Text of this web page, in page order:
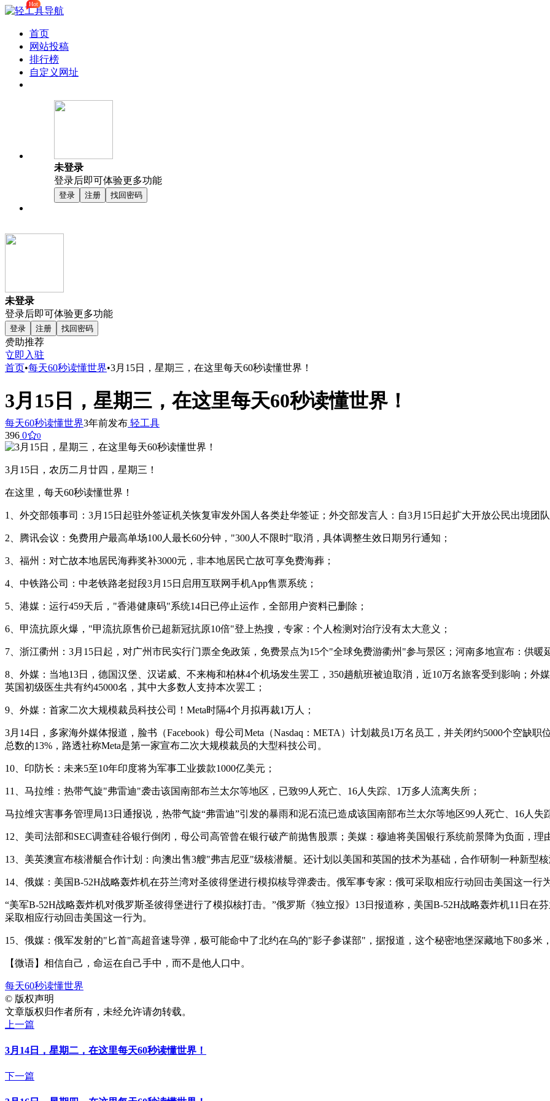
首页
网站投稿
排行榜
Hot
自定义网址
未登录
登录后即可体验更多功能
登录 注册 找回密码
未登录
登录后即可体验更多功能
登录 注册 找回密码
赞助推荐
立即入驻
首页•每天60秒读懂世界•3月15日，星期三，在这里每天60秒读懂世界！
3月15日，星期三，在这里每天60秒读懂世界！
每天60秒读懂世界3年前发布 轻工具
396 0 0
3月15日，农历二月廿四，星期三！
在这里，每天60秒读懂世界！
1、外交部领事司：3月15日起驻外签证机关恢复审发外国人各类赴华签证；外交部发言人：自3月15日起扩大开放公民出境团
2、腾讯会议：免费用户最高单场100人最长60分钟，"300人不限时"取消，具体调整生效日期另行通知；
3、福州：对亡故本地居民海葬奖补3000元，非本地居民亡故可享免费海葬；
4、中铁路公司：中老铁路老挝段3月15日启用互联网手机App售票系统；
5、港媒：运行459天后，"香港健康码"系统14日已停止运作，全部用户资料已删除；
6、甲流抗原火爆，"甲流抗原售价已超新冠抗原10倍"登上热搜，专家：个人检测对治疗没有太大意义；
7、浙江衢州：3月15日起，对广州市民实行门票全免政策，免费景点为15个"全球免费游衢州"参与景区；河南多地宣布：供暖
8、外媒：当地13日，德国汉堡、汉诺威、不来梅和柏林4个机场发生罢工，350趟航班被迫取消，近10万名旅客受到影响；外
英国初级医生共有约45000名，其中大多数人支持本次罢工；
9、外媒：首家二次大规模裁员科技公司！Meta时隔4个月拟再裁1万人；
3月14日，多家海外媒体报道，脸书（Facebook）母公司Meta（Nasdaq：META）计划裁员1万名员工，并关闭约5000个空缺
总数的13%，路透社称Meta是第一家宣布二次大规模裁员的大型科技公司。
10、印防长：未来5至10年印度将为军事工业拨款1000亿美元；
11、马拉维：热带气旋"弗雷迪"袭击该国南部布兰太尔等地区，已致99人死亡、16人失踪、1万多人流离失所；
马拉维灾害事务管理局13日通报说，热带气旋“弗雷迪”引发的暴雨和泥石流已造成该国南部布兰太尔等地区99人死亡、16人失
12、美司法部和SEC调查硅谷银行倒闭，母公司高管曾在银行破产前抛售股票；美媒：穆迪将美国银行系统前景降为负面，理
13、美英澳宣布核潜艇合作计划：向澳出售3艘"弗吉尼亚"级核潜艇。还计划以美国和英国的技术为基础，合作研制一种新型
14、俄媒：美国B-52H战略轰炸机在芬兰湾对圣彼得堡进行模拟核导弹袭击。俄军事专家：俄可采取相应行动回击美国这一行为
“美军B-52H战略轰炸机对俄罗斯圣彼得堡进行了模拟核打击。”俄罗斯《独立报》13日报道称，美国B-52H战略轰炸机11日在
采取相应行动回击美国这一行为。
15、俄媒：俄军发射的"匕首"高超音速导弹，极可能命中了北约在乌的"影子参谋部"，据报道，这个秘密地堡深藏地下80多米
【微语】相信自己，命运在自己手中，而不是他人口中。
每天60秒读懂世界
© 版权声明
文章版权归作者所有，未经允许请勿转载。
上一篇
3月14日，星期二，在这里每天60秒读懂世界！
下一篇